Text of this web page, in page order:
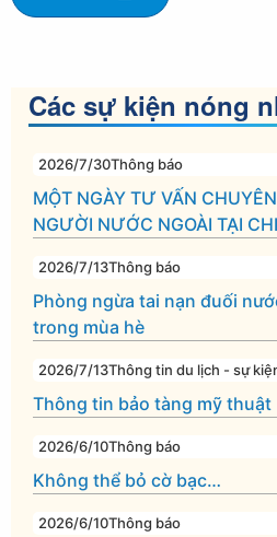
Các sự kiện nóng
2026/7/30Thông báo
MỘT NGÀY TƯ VẤN
NGƯỜI NƯỚC NGOÀI TẠI
2026/7/13Thông báo
Phòng ngừa tai nạn đuối
trong mùa hè
2026/7/13Thông tin du lịch - sự
Thông tin bảo tàng mỹ thuật
2026/6/10Thông báo
Không thể bỏ cờ bạc…
2026/6/10Thông báo